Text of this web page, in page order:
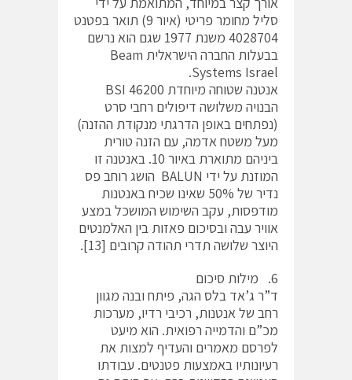
סליל מחומר פריטי (איור 9) תואר בפטנט
4028704 משנת 1977 שגם הוא נרשם
בבעלות החברה הישראלית Beam
Systems Israel.
הבנויה משלושה דיפולים רחבי סרט
(נפתחים באופן הדרגתי מנקודת ההזנה)
מעל משטח אדמה, עם הזנה טורית
ביניהם מתוארת באיור 10. באנטנה זו
המוזנת על ידי BALUN הושג רוחב פס
נדיר של 50% שאינו שכיח באנטנות
מודפסות, עקב השימוש המושכל במצע
אוויר עבה ובסיכום פאזות בין האלמנטים
היוצר שלושה תדרי תהודה קרובים [13].
6. מילות סיכום
ד”ר ג’אד בלס הגה, פיתח ובנה מגוון
רחב של אנטנות, רכיבי רדיו, מערכות
מכ”ם והדמייה רפואית. הוא מיעט
לפרסם מאמרים והעדיף למצות את
רעיונותיו באמצעות פטנטים. עבודתו